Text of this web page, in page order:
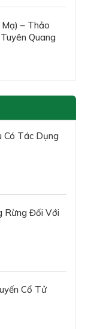
– Thảo
Quang
Có Tác Dụng
Rừng Đối Với
Cổ Tử